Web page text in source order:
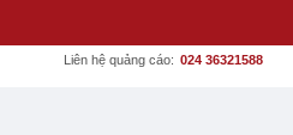
Liên hệ quảng cáo: 024 36321588